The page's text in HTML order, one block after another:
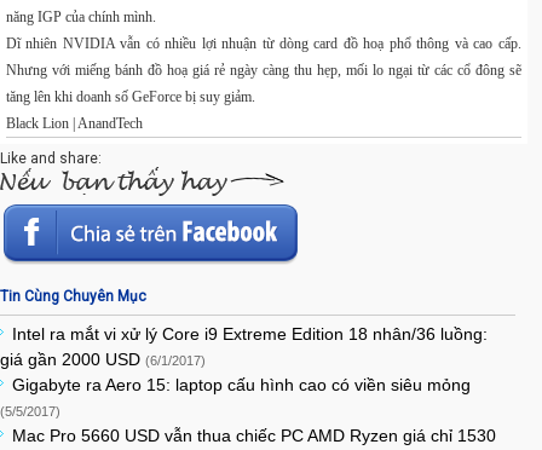
năng IGP của chính mình.
Dĩ nhiên NVIDIA vẫn có nhiều lợi nhuận từ dòng card đồ hoạ phổ thông và cao cấp.
Nhưng với miếng bánh đồ hoạ giá rẻ ngày càng thu hẹp, mối lo ngại từ các cổ đông sẽ
tăng lên khi doanh số GeForce bị suy giảm.
Black Lion | AnandTech
Like and share:
Tin Cùng Chuyên Mục
Intel ra mắt vi xử lý Core i9 Extreme Edition 18 nhân/36 luồng:
giá gần 2000 USD (6/1/2017)
Gigabyte ra Aero 15: laptop cấu hình cao có viền siêu mỏng
(5/5/2017)
Mac Pro 5660 USD vẫn thua chiếc PC AMD Ryzen giá chỉ 1530